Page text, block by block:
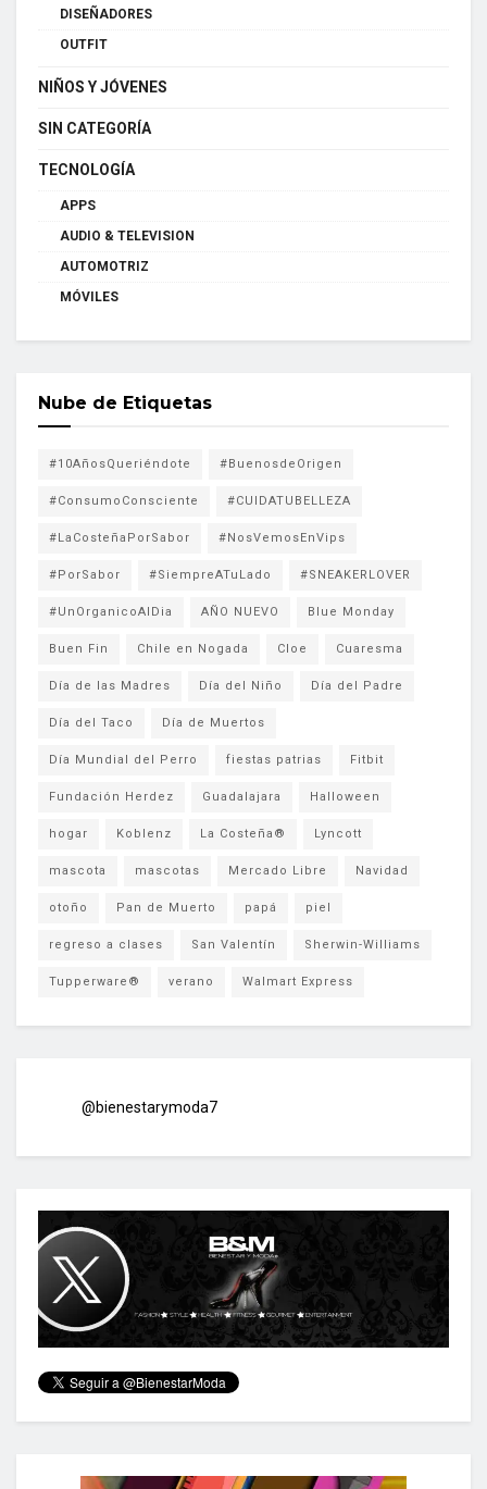
DISEÑADORES
OUTFIT
NIÑOS Y JÓVENES
SIN CATEGORÍA
TECNOLOGÍA
APPS
AUDIO & TELEVISION
AUTOMOTRIZ
MÓVILES
Nube de Etiquetas
#10AñosQueriéndote #BuenosdeOrigen
#ConsumoConsciente #CUIDATUBELLEZA
#LaCosteñaPorSabor #NosVemosEnVips
#PorSabor #SiempreATuLado #SNEAKERLOVER
#UnOrganicoAlDia AÑO NUEVO Blue Monday
Buen Fin Chile en Nogada Cloe Cuaresma
Día de las Madres Día del Niño Día del Padre
Día del Taco Día de Muertos
Día Mundial del Perro fiestas patrias Fitbit
Fundación Herdez Guadalajara Halloween
hogar Koblenz La Costeña® Lyncott
mascota mascotas Mercado Libre Navidad
otoño Pan de Muerto papá piel
regreso a clases San Valentín Sherwin-Williams
Tupperware® verano Walmart Express
@bienestarymoda7